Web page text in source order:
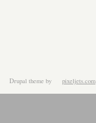
Drupal theme by pixeljets.com